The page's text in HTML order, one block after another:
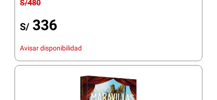
S/480
S/ 336
Avisar disponibilidad